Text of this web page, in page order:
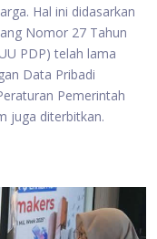
Hal ini didasarkan
Nomor 27 Tahun
PDP) telah lama
Data Pribadi
Pemerintah
juga diterbitkan.